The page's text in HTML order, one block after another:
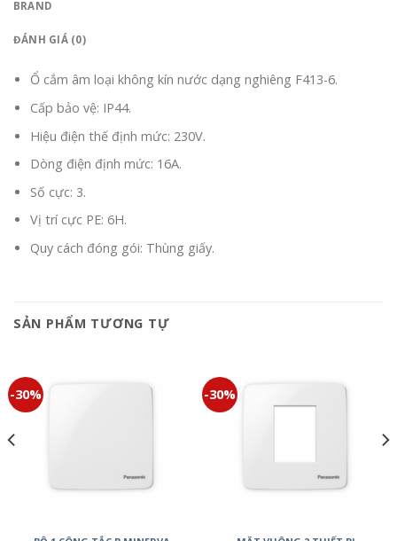
BRAND
ĐÁNH GIÁ (0)
Ổ cắm âm loại không kín nước dạng nghiêng F413-6.
Cấp bảo vệ: IP44.
Hiệu điện thế định mức: 230V.
Dòng điện định mức: 16A.
Số cực: 3.
Vị trí cực PE: 6H.
Quy cách đóng gói: Thùng giấy.
SẢN PHẨM TƯƠNG TỰ
-30% -30%